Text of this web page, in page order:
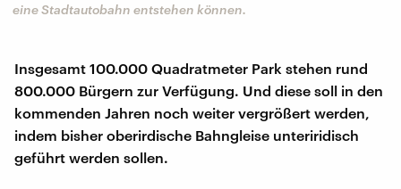
eine Stadtautobahn entstehen können.
Insgesamt 100.000 Quadratmeter Park stehen rund
800.000 Bürgern zur Verfügung. Und diese soll in den
kommenden Jahren noch weiter vergrößert werden,
indem bisher oberirdische Bahngleise unteriridisch
geführt werden sollen.